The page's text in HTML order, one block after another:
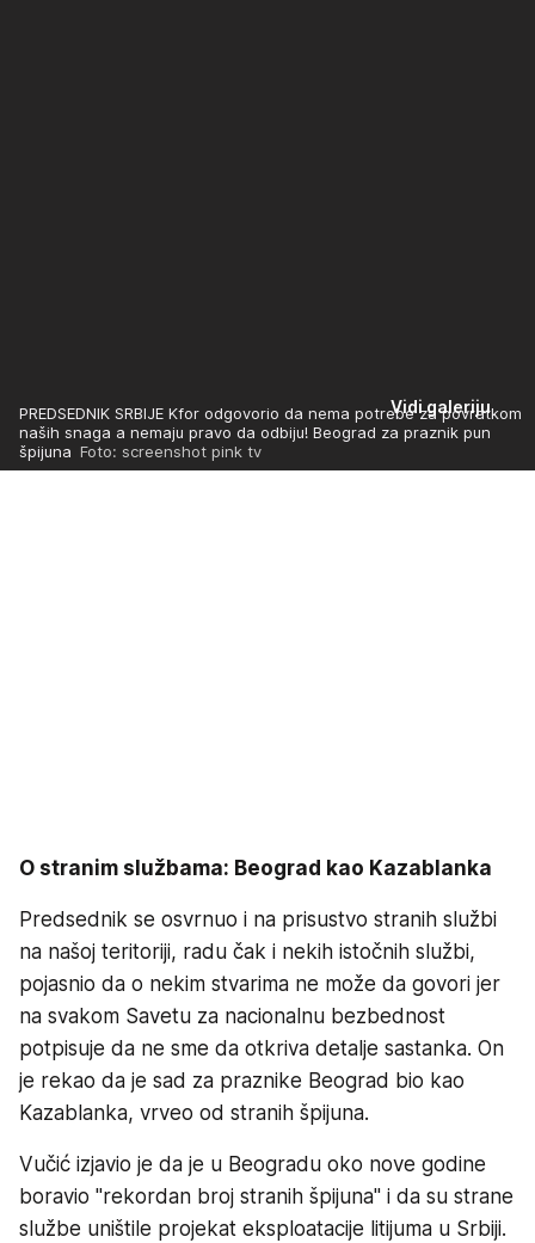
Vidi galeriju
PREDSEDNIK SRBIJE Kfor odgovorio da nema potrebe za povratkom
naših snaga a nemaju pravo da odbiju! Beograd za praznik pun
špijuna Foto: screenshot pink tv
O stranim službama: Beograd kao Kazablanka
Predsednik se osvrnuo i na prisustvo stranih službi
na našoj teritoriji, radu čak i nekih istočnih službi,
pojasnio da o nekim stvarima ne može da govori jer
na svakom Savetu za nacionalnu bezbednost
potpisuje da ne sme da otkriva detalje sastanka. On
je rekao da je sad za praznike Beograd bio kao
Kazablanka, vrveo od stranih špijuna.
Vučić izjavio je da je u Beogradu oko nove godine
boravio "rekordan broj stranih špijuna" i da su strane
službe uništile projekat eksploatacije litijuma u Srbiji.